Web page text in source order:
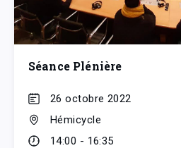
Séance Plénière
26 octobre 2022
Hémicycle
14:00 - 16:35